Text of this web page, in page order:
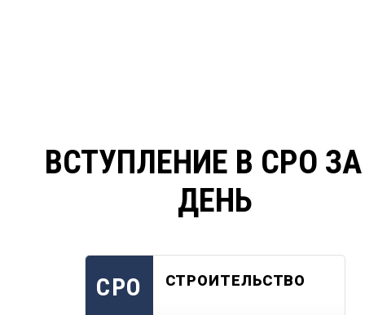
ВСТУПЛЕНИЕ В СРО
ДЕНЬ
СРО СТРОИТЕЛЬСТВО